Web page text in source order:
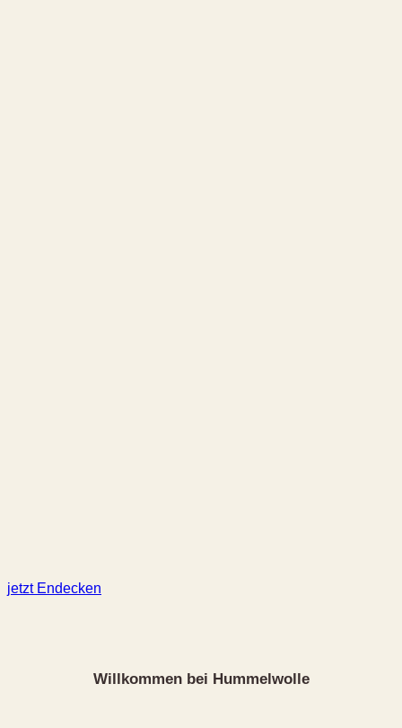
jetzt Endecken
Willkommen bei Hummelwolle